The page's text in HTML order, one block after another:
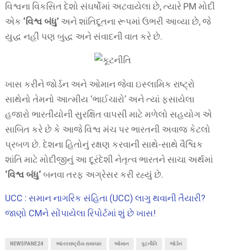
વિશ્વના વિકસિત દેશો સંઘર્ષોમાં અટવાયેલા છે, ત્યારે PM મોદી
એક ‘વિશ્વ બંધુ’ અને શાંતિદૂતના રૂપમાં ઉભરી આવ્યા છે, જે
યુદ્ધ નહીં પણ બુદ્ધ અને સંવાદની વાત કરે છે.
ખાસ કરીને જોર્ડન અને ઓમાન જેવા ઇસ્લામિક રાષ્ટ્રો
સાથેનો તેમનો આત્મીય ‘ભાઈચારો’ અને ત્યાં ફસાયેલા
હજારો ભારતીયોની સુરક્ષિત વાપસી માટે મળેલો સહયોગ એ
સાબિત કરે છે કે આજે વિશ્વ મંચ પર ભારતની અવાજ કેટલો
પ્રબળ છે. દેશના હિતોનું રક્ષણ કરવાની સાથે-સાથે વૈશ્વિક
શાંતિ માટે મોદીજીનું આ દૂરંદેશી નેતૃત્વ ભારતને સાચા અર્થમાં
‘વિશ્વ બંધુ‘ બનવા તરફ અગ્રેસર કરી રહ્યું છે.
UCC : સમાન નાગરિક સંહિતા (UCC) લાગુ થવાની તૈયારી?
જાણો CMને સોંપાયેલા રિપોર્ટમાં શું છે ખાસ!
NEWSPANE24 આંતરરાષ્ટ્રીય સમાચાર ઓમાન કૂટનીતિ જોર્ડન